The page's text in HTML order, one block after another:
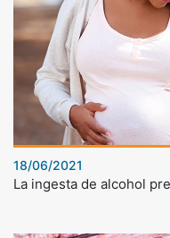
18/06/2021
La ingesta de alcohol